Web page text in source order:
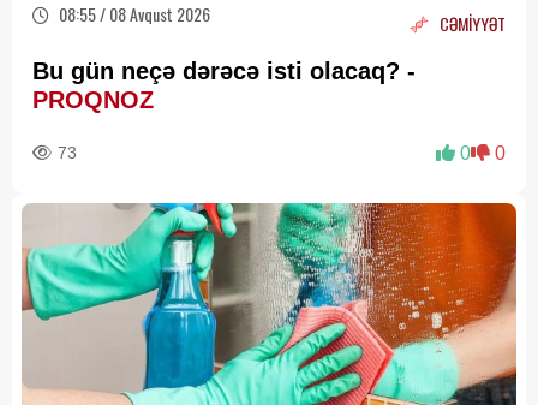
08:55 / 08 Avqust 2026 CƏMİYYƏT
Bu gün neçə dərəcə isti olacaq? -
PROQNOZ
73 0 0